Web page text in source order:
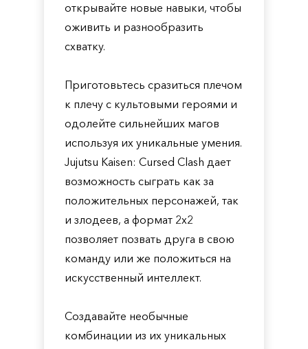
открывайте новые навыки, чтобы
оживить и разнообразить
схватку.
Приготовьтесь сразиться плечом
к плечу с культовыми героями и
одолейте сильнейших магов
используя их уникальные умения.
Jujutsu Kaisen: Cursed Clash дает
возможность сыграть как за
положительных персонажей, так
и злодеев, а формат 2х2
позволяет позвать друга в свою
команду или же положиться на
искусственный интеллект.
Создавайте необычные
комбинации из их уникальных